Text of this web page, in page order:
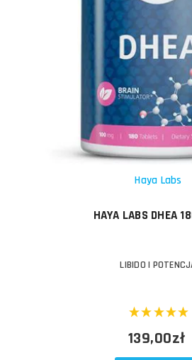
Haya Labs
HAYA LABS DHEA
LIBIDO I
139,00zł